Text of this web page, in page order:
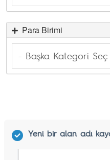
Para Birimi
Yeni bir alan adı